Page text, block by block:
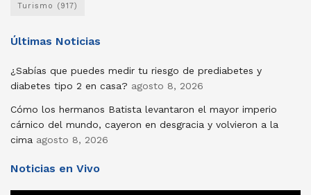
Turismo (917)
Últimas Noticias
¿Sabías que puedes medir tu riesgo de prediabetes y
diabetes tipo 2 en casa? agosto 8, 2026
Cómo los hermanos Batista levantaron el mayor imperio
cárnico del mundo, cayeron en desgracia y volvieron a la
cima agosto 8, 2026
Noticias en Vivo